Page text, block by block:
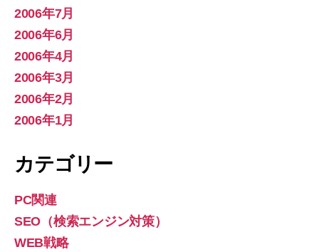
2006年7月
2006年6月
2006年4月
2006年3月
2006年2月
2006年1月
カテゴリー
PC関連
SEO（検索エンジン対策）
WEB戦略